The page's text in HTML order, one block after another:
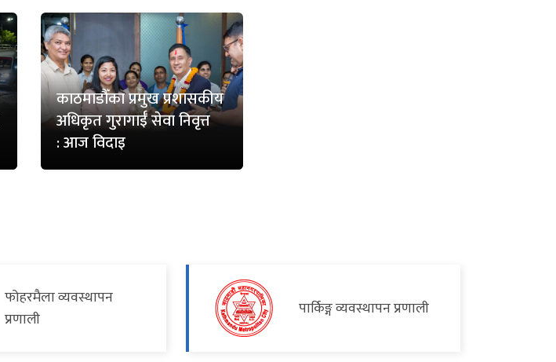
काठमाडौँका प्रमुख प्रशासकीय
अधिकृत गुरागाईँ सेवा निवृत्त
: आज विदाइ
फोहरमैला व्यवस्थापन
प्रणाली
पार्किङ्ग व्यवस्थापन प्रणाली